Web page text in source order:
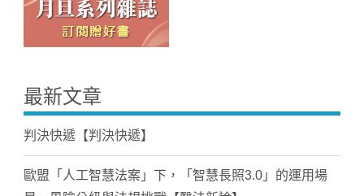
最新文章
判決快遞【判決快遞】
歐盟「人工智慧法案」下，「智慧長照3.0」的運用場